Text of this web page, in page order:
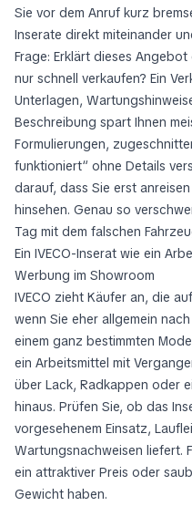
Sie vor dem Anruf kurz
Inserate direkt miteinander
Frage: Erklärt dieses
nur schnell verkaufen? Ein
Unterlagen,
Beschreibung spart Ihnen
Formulierungen,
funktioniert“ ohne Details
darauf, dass Sie erst
hinsehen. Genau so
Tag mit dem falschen
Ein IVECO-Inserat wie ein
Werbung im Showroom
IVECO zieht Käufer an, die
wenn Sie eher allgemein
einem ganz bestimmten
ein Arbeitsmittel mit
über Lack, Radkappen oder
hinaus. Prüfen Sie, ob das
vorgesehenem Einsatz,
Wartungsnachweisen liefert.
ein attraktiver Preis oder
Gewicht haben.